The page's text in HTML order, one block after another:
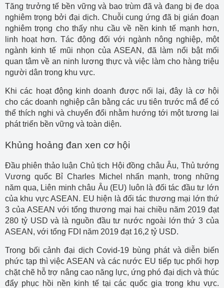
Tăng trưởng tế bền vững và bao trùm đã và đang bị đe dọa
nghiêm trọng bởi đại dịch. Chuỗi cung ứng đã bị gián đoạn
nghiêm trọng cho thấy nhu cầu về nền kinh tế mạnh hơn,
linh hoạt hơn. Tác động đối với ngành nông nghiệp, một
ngành kinh tế mũi nhọn của ASEAN, đã làm nổi bật mối
quan tâm về an ninh lương thực và việc làm cho hàng triệu
người dân trong khu vực.
Khi các hoạt động kinh doanh được nối lại, đây là cơ hội
cho các doanh nghiệp cân bằng các ưu tiên trước mắ để có
thể thích nghi và chuyển đổi nhằm hướng tới một tương lai
phát triển bền vững và toàn diện.
Khủng hoảng đan xen cơ hội
Đầu phiên thảo luận Chủ tịch Hội đồng châu Âu, Thủ tướng
Vương quốc Bỉ Charles Michel nhấn mạnh, trong những
năm qua, Liên minh châu Âu (EU) luôn là đối tác đầu tư lớn
của khu vực ASEAN. EU hiện là đối tác thương mại lớn thứ
3 của ASEAN với tổng thương mại hai chiều năm 2019 đạt
280 tỷ USD và là nguồn đầu tư nước ngoài lớn thứ 3 của
ASEAN, với tổng FDI năm 2019 đạt 16,2 tỷ USD.
Trong bối cảnh đại dịch Covid-19 bùng phát và diễn biến
phức tạp thì việc ASEAN và các nước EU tiếp tục phối hợp
chặt chẽ hỗ trợ nâng cao năng lực, ứng phó đại dịch và thúc
đẩy phục hồi nền kinh tế tại các quốc gia trong khu vực.